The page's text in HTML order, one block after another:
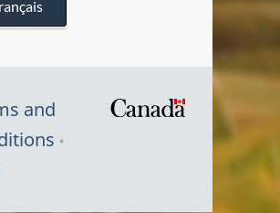
and
Symbole